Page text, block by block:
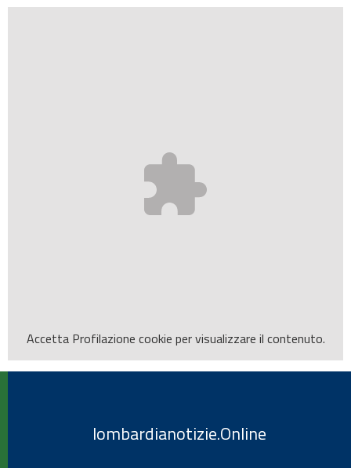
Accetta Profilazione cookie per visualizzare il contenuto.
lombardianotizie.Online